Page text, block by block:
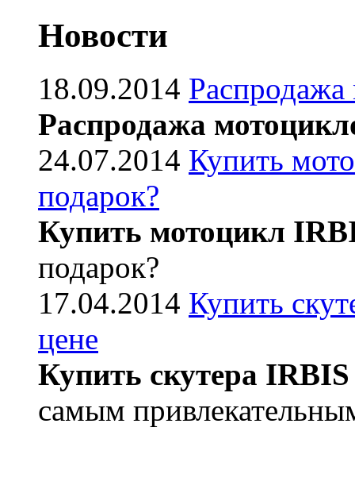
Новости
18.09.2014
Распродажа
24.07.2014 Купить
подарок?
Купить мотоцикл
подарок?
17.04.2014 Купить
цене
Купить скутера IRBIS
самым